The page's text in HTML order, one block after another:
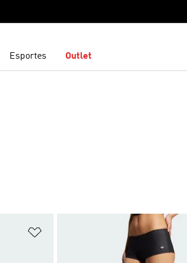
Esportes Outlet
Adicionar à Lista de Desejos